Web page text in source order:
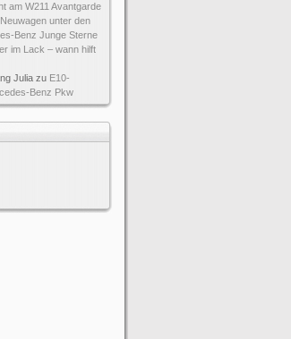
am W211 Avantgarde
unter den
Benz Junge Sterne
im Lack – wann hilft
Julia zu E10-
Benz Pkw